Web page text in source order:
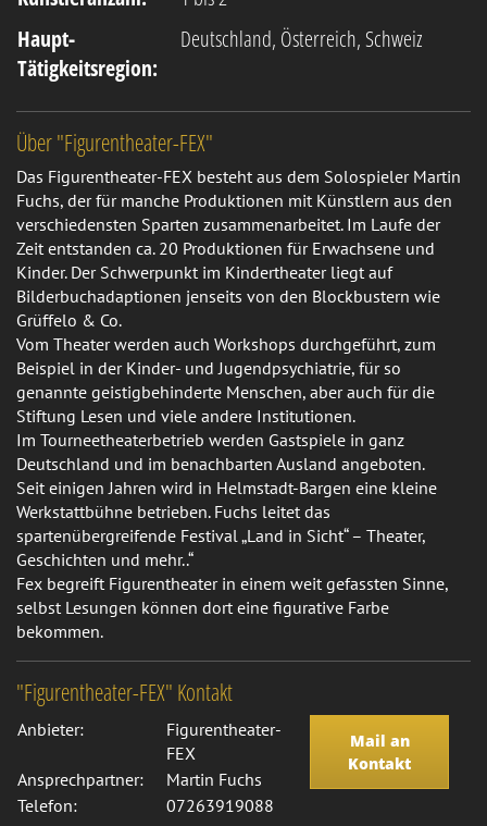
Haupt-
Tätigkeitsregion:
Deutschland, Österreich, Schweiz
Über "Figurentheater-FEX"
Das Figurentheater-FEX besteht aus dem Solospieler Martin
Fuchs, der für manche Produktionen mit Künstlern aus den
verschiedensten Sparten zusammenarbeitet. Im Laufe der
Zeit entstanden ca. 20 Produktionen für Erwachsene und
Kinder. Der Schwerpunkt im Kindertheater liegt auf
Bilderbuchadaptionen jenseits von den Blockbustern wie
Grüffelo & Co.
Vom Theater werden auch Workshops durchgeführt, zum
Beispiel in der Kinder- und Jugendpsychiatrie, für so
genannte geistigbehinderte Menschen, aber auch für die
Stiftung Lesen und viele andere Institutionen.
Im Tourneetheaterbetrieb werden Gastspiele in ganz
Deutschland und im benachbarten Ausland angeboten.
Seit einigen Jahren wird in Helmstadt-Bargen eine kleine
Werkstattbühne betrieben. Fuchs leitet das
spartenübergreifende Festival „Land in Sicht“ – Theater,
Geschichten und mehr..“
Fex begreift Figurentheater in einem weit gefassten Sinne,
selbst Lesungen können dort eine figurative Farbe
bekommen.
"Figurentheater-FEX" Kontakt
Mail an
Kontakt
Anbieter:
Figurentheater-
FEX
Ansprechpartner:
Martin Fuchs
Telefon:
07263919088